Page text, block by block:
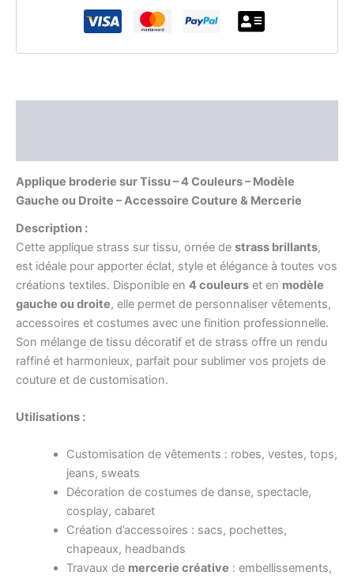
Applique broderie sur Tissu – 4 Couleurs – Modèle
Gauche ou Droite – Accessoire Couture & Mercerie
Description :
Cette applique strass sur tissu, ornée de strass brillants,
est idéale pour apporter éclat, style et élégance à toutes vos
créations textiles. Disponible en 4 couleurs et en modèle
gauche ou droite, elle permet de personnaliser vêtements,
accessoires et costumes avec une finition professionnelle.
Son mélange de tissu décoratif et de strass offre un rendu
raffiné et harmonieux, parfait pour sublimer vos projets de
couture et de customisation.
Utilisations :
Customisation de vêtements : robes, vestes, tops,
jeans, sweats
Décoration de costumes de danse, spectacle,
cosplay, cabaret
Création d’accessoires : sacs, pochettes,
chapeaux, headbands
Travaux de mercerie créative : embellissements,